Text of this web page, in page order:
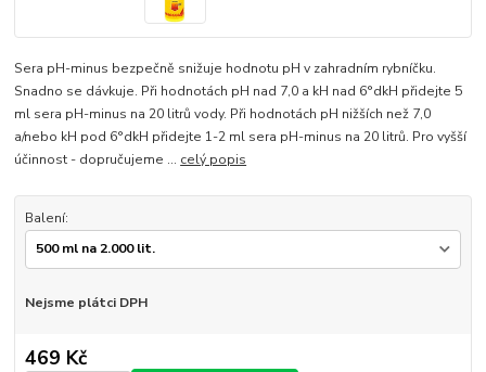
Sera pH-minus bezpečně snižuje hodnotu pH v zahradním rybníčku.
Snadno se dávkuje. Při hodnotách pH nad 7,0 a kH nad 6°dkH přidejte 5
ml sera pH-minus na 20 litrů vody. Při hodnotách pH nižších než 7,0
a/nebo kH pod 6°dkH přidejte 1-2 ml sera pH-minus na 20 litrů. Pro vyšší
účinnost - dopručujeme ... celý popis
Balení:
Nejsme plátci DPH
469 Kč